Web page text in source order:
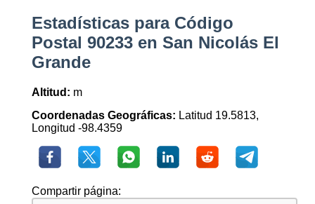
Estadísticas para Código
Postal 90233 en San Nicolás El
Grande
Altitud: m
Coordenadas Geográficas: Latitud 19.5813,
Longitud -98.4359
Compartir página: